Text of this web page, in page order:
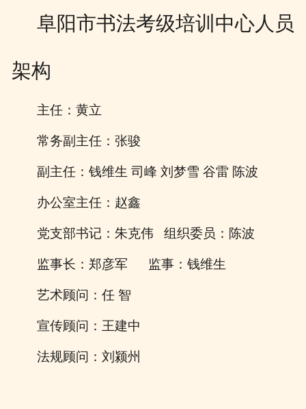
在线展馆
阜阳市书法考级培训中心人员
架构
主任：黄立
常务副主任：张骏
副 主任： 钱维生 司峰 刘梦雪 谷雷 陈波
办公室主任：赵鑫
党支部书记：朱克伟 组织委员：陈波
监事长：郑彦军 监事：钱维生
艺术顾问：任 智
宣传顾问：王建中
法规顾问：刘颍州